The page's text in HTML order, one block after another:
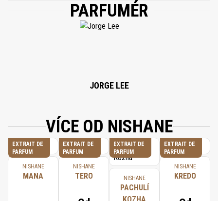
ALCOHOL DENAT, PARFUM (FRAGRANCE), BENZYL BENZOATE, COUMARIN,
BENZYL SALICYLATE, ALPHA-ISOMETHYL IONONE, ANISE ALCOHOL,
BENZYL ALCOHOL, LINALOOL, LIMONENE, GERANIOL, CITRONELLOL,
PARFUMÉR
JORGE LEE
VÍCE OD NISHANE
EXTRAIT DE
PARFUM
NISHANE
MANA
EXTRAIT DE
PARFUM
NISHANE
TERO
EXTRAIT DE
PARFUM
NISHANE
PACHULÍ
EXTRAIT DE
PARFUM
NISHANE
KREDO